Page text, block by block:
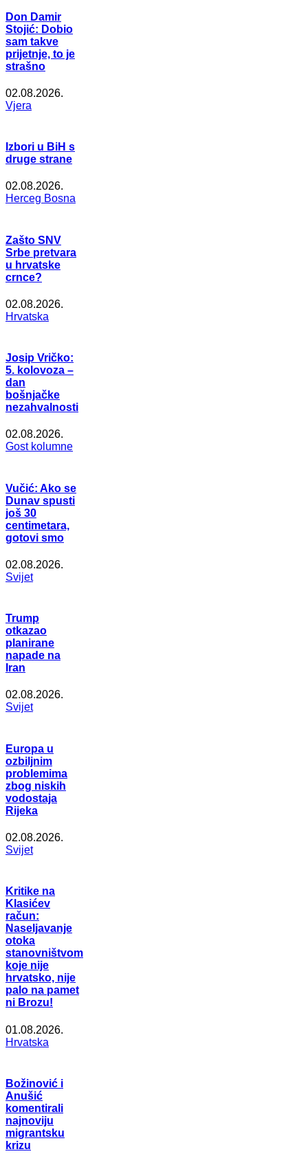
Don Damir
Stojić: Dobio
sam takve
prijetnje, to je
strašno
02.08.2026.
Vjera
Izbori u BiH s
druge strane
02.08.2026.
Herceg Bosna
Zašto SNV
Srbe pretvara
u hrvatske
crnce?
02.08.2026.
Hrvatska
Josip Vričko:
5. kolovoza –
dan
bošnjačke
nezahvalnosti
02.08.2026.
Gost kolumne
Vučić: Ako se
Dunav spusti
još 30
centimetara,
gotovi smo
02.08.2026.
Svijet
Trump
otkazao
planirane
napade na
Iran
02.08.2026.
Svijet
Europa u
ozbiljnim
problemima
zbog niskih
vodostaja
Rijeka
02.08.2026.
Svijet
Kritike na
Klasićev
račun:
Naseljavanje
otoka
stanovništvom
koje nije
hrvatsko, nije
palo na pamet
ni Brozu!
01.08.2026.
Hrvatska
Božinović i
Anušić
komentirali
najnoviju
migrantsku
krizu